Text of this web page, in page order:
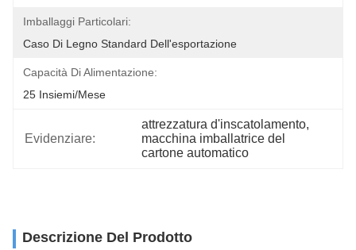
Imballaggi Particolari:
Caso Di Legno Standard Dell'esportazione
Capacità Di Alimentazione:
25 Insiemi/mese
Evidenziare:
attrezzatura d'inscatolamento,
macchina imballatrice del
cartone automatico
Descrizione Del Prodotto